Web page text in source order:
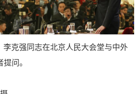
克强同志在北京人民大会堂与中外
问。